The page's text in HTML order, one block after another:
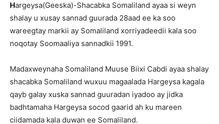
Hargeysa(Geeska)-Shacabka Somaliland ayaa si weyn
shalay u xusay sannad guurada 28aad ee ka soo
wareegtay markii ay Somaliland xorriyadeedii kala soo
noqotay Soomaaliya sannadkii 1991.
Madaxweynaha Somaliland Muuse Biixi Cabdi ayaa shalay
shacabka Somaliland wuxuu magaalada Hargeysa kagala
qayb galay xuska sannad guuradan iyadoo ay jidka
badhtamaha Hargeysa socod gaarid ah ku mareen
ciidamada kala duwan ee Somaliland.